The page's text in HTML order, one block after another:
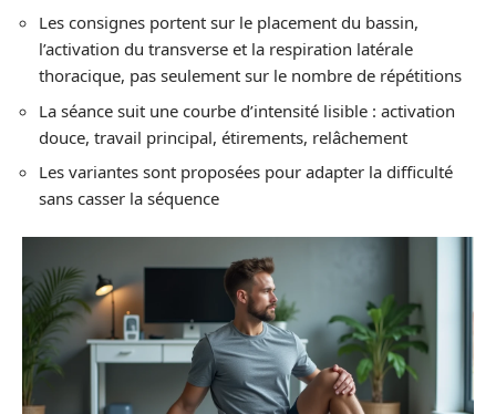
Les consignes portent sur le placement du bassin,
l’activation du transverse et la respiration latérale
thoracique, pas seulement sur le nombre de répétitions
La séance suit une courbe d’intensité lisible : activation
douce, travail principal, étirements, relâchement
Les variantes sont proposées pour adapter la difficulté
sans casser la séquence